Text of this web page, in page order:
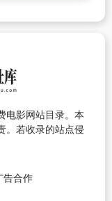
电影网站目录。本
。若收录的站点侵
告合作